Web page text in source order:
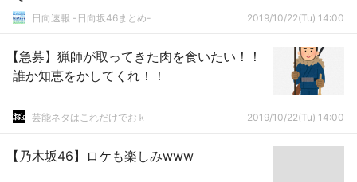
日向速報 -日向坂46まとめ- 2019/10/22(Tu) 14:00
【急募】猟師が取ってきた肉を食いたい！！
誰か知恵をかしてくれ！！
芸能ネタはこれだけでおｋ 2019/10/22(Tu) 14:00
【乃木坂46】ロケも楽しみwww